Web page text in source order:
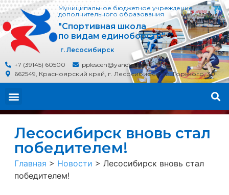
Муниципальное бюджетное учреждение
дополнительного образования
"Спортивная школа
по видам единоборств"
г. Лесосибирск
+7 (39145) 60500
pplescen@yandex.ru
662549, Красноярский край, г. Лесосибирск, ул. Горького, 30
Лесосибирск вновь стал
победителем!
Главная > Новости > Лесосибирск вновь стал
победителем!